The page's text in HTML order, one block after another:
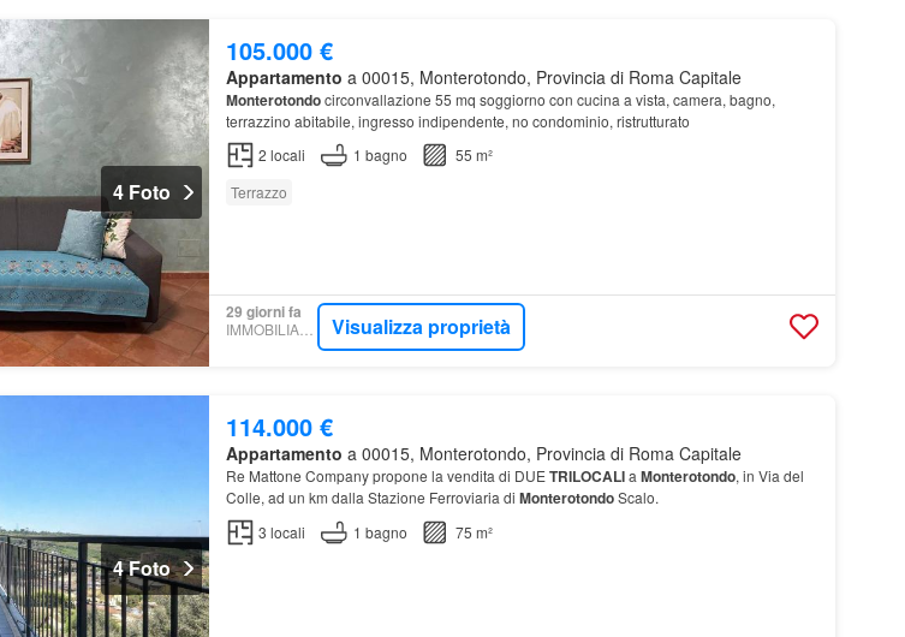
4 Foto
105.000 €
Appartamento a 00015, Monterotondo, Provincia di Roma Capitale
Monterotondocirconvallazione 55 mq soggiorno con cucina a vista, camera, bagno,
terrazzino abitabile, ingresso indipendente, no condominio, ristrutturato
2 locali 1 bagno
55 m²
Terrazzo
29 giorni fa
IMMOBILIARE.IT Visualizza proprietà
4 Foto
114.000 €
Appartamento a 00015, Monterotondo, Provincia di Roma Capitale
Re Mattone Company propone la vendita di DUE TRILOCALIa Monterotondo, in Via del
Colle, ad un km dalla Stazione Ferroviaria di MonterotondoScalo.
3 locali 1 bagno 75 m²